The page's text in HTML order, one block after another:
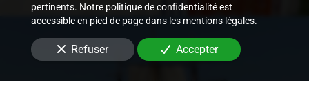
pertinents. Notre politique de confidentialité est
accessible en pied de page dans les mentions légales.
Refuser Accepter